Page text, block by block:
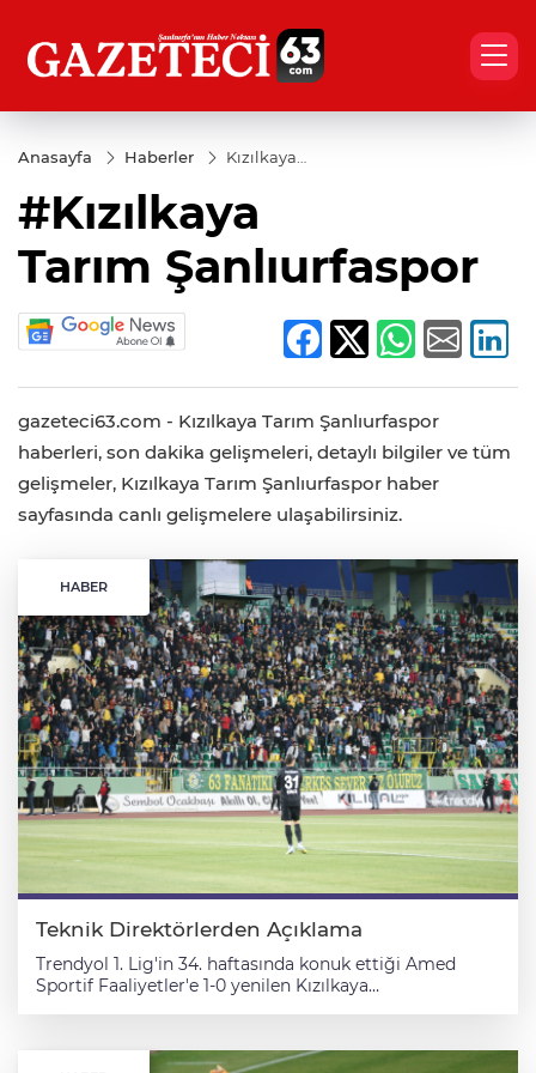
Anasayfa Haberler
Kızılkaya
#Kızılkaya
Tarım Şanlıurfaspor
gazeteci63.com - Kızılkaya Tarım Şanlıurfaspor
haberleri, son dakika gelişmeleri, detaylı bilgiler ve tüm
gelişmeler, Kızılkaya Tarım Şanlıurfaspor haber
sayfasında canlı gelişmelere ulaşabilirsiniz.
HABER
Teknik Direktörlerden Açıklama
Trendyol 1. Lig'in 34. haftasında konuk ettiği Amed
Sportif Faaliyetler'e 1-0 yenilen Kızılkaya
karşılaşmanın ardından düzenlenen basın toplantısında,